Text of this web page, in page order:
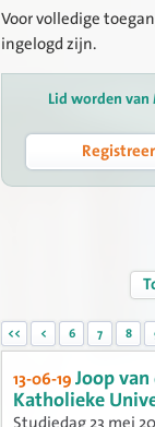
Voor volledige
ingelogd zijn.
Lid worden van
<< < 6 7 8
13-06-19 Joop
Katholieke
Studiedag 23 mei